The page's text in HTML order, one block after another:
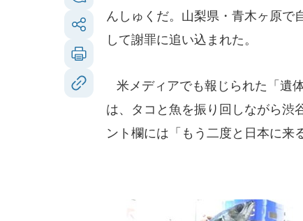
んしゅくだ。山梨県・青木ヶ原で
して謝罪に追い込まれた。
米メディアでも報じられた「遺
は、タコと魚を振り回しながら渋
ント欄には「もう二度と日本に来